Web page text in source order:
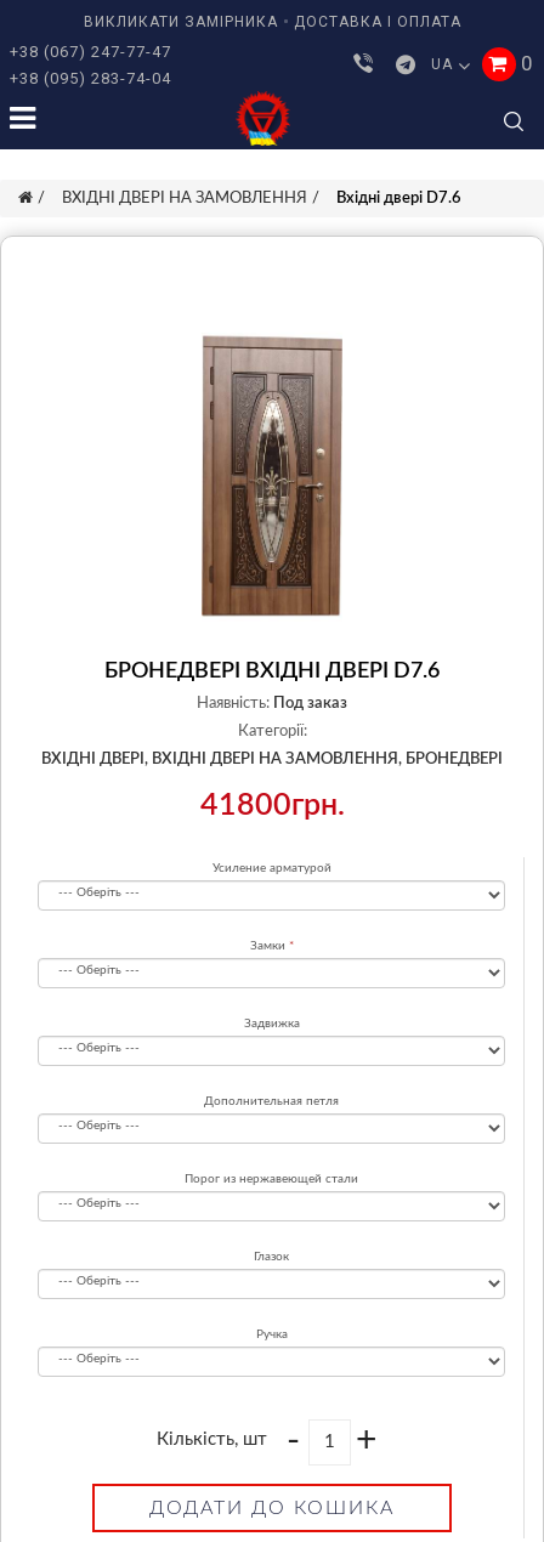
ВИКЛИКАТИ ЗАМІРНИКА ДОСТАВКА І ОПЛАТА
+38 (067) 247-77-47
+38 (095) 283-74-04
UA 0
ВХІДНІ ДВЕРІ НА ЗАМОВЛЕННЯ Вхідні двері D7.6
БРОНЕДВЕРІ ВХІДНІ ДВЕРІ D7.6
Наявність:
Под заказ
Категорії:
ВХІДНІ ДВЕРІ, ВХІДНІ ДВЕРІ НА ЗАМОВЛЕННЯ, БРОНЕДВЕРІ
41800грн.
Усиление арматурой
Замки
Задвижка
Дополнительная петля
Порог из нержавеющей стали
Глазок
Ручка
Кількість, шт - +
ДОДАТИ ДО КОШИКА